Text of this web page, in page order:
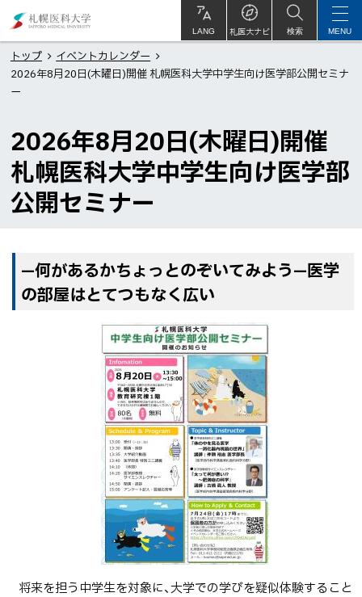
文
へ
メ
へ
医
科
LANG 札医大ナビ
サ
イ
検索 MENU
トップ
イベントカレンダー
2026年8月20日(木曜日)開催 札幌医科大学中学生向け医学部公開セミナ
ー
2026年8月20日(木曜日)開催
札幌医科大学中学生向け医学部
公開セミナー
—何があるかちょっとのぞいてみよう—医学
の部屋はとてつもなく広い
将来を担う中学生を対象に、大学での学びを疑似体験すること